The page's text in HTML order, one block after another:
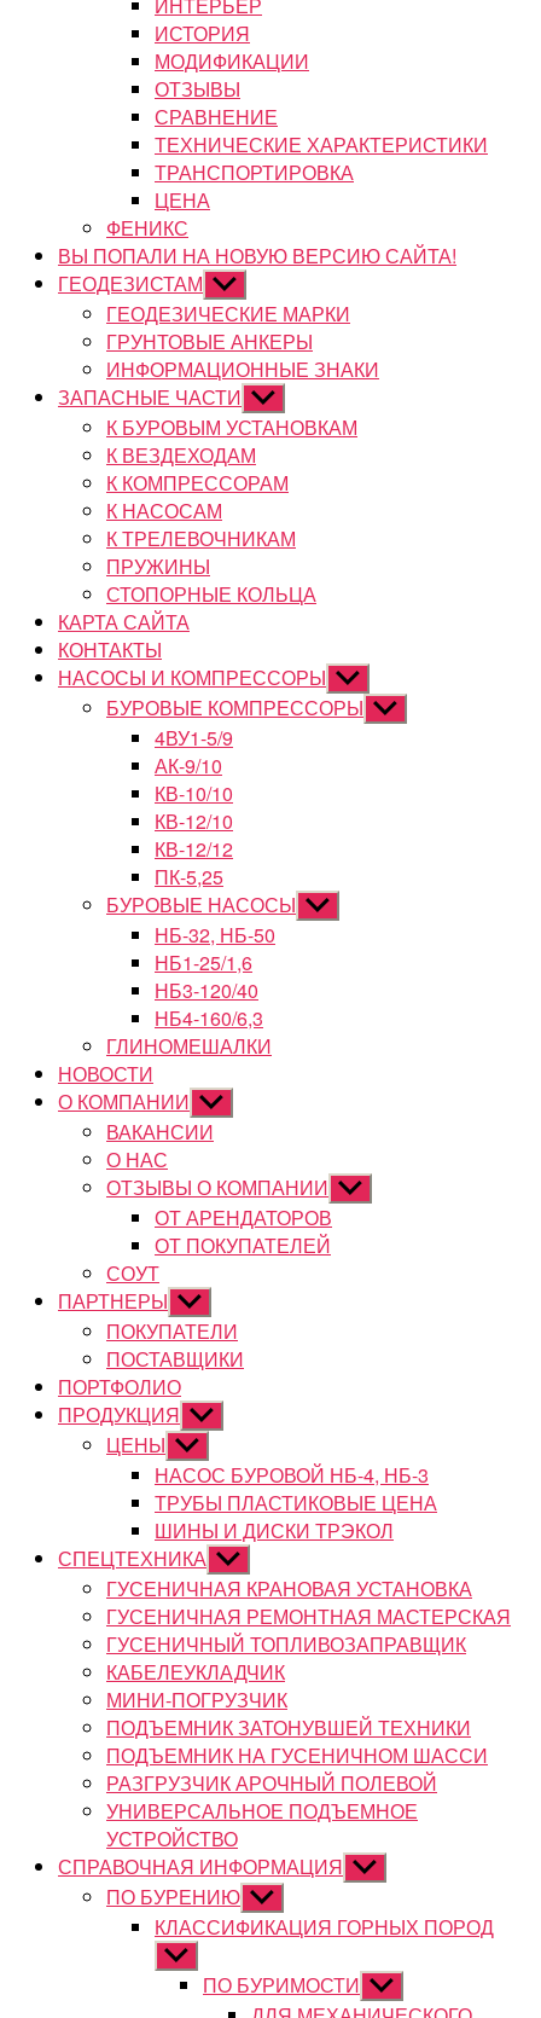
ИСТОРИЯ
МОДИФИКАЦИИ
ОТЗЫВЫ
СРАВНЕНИЕ
ТЕХНИЧЕСКИЕ ХАРАКТЕРИСТИКИ
ТРАНСПОРТИРОВКА
ЦЕНА
ФЕНИКС
ВЫ ПОПАЛИ НА НОВУЮ ВЕРСИЮ САЙТА!
ГЕОДЕЗИСТАМ Показывать
подменю
ГЕОДЕЗИЧЕСКИЕ МАРКИ
ГРУНТОВЫЕ АНКЕРЫ
ИНФОРМАЦИОННЫЕ ЗНАКИ
ЗАПАСНЫЕ ЧАСТИ Показывать
подменю
К БУРОВЫМ УСТАНОВКАМ
К ВЕЗДЕХОДАМ
К КОМПРЕССОРАМ
К НАСОСАМ
К ТРЕЛЕВОЧНИКАМ
ПРУЖИНЫ
СТОПОРНЫЕ КОЛЬЦА
КАРТА САЙТА
КОНТАКТЫ
НАСОСЫ И КОМПРЕССОРЫ Показывать
подменю
БУРОВЫЕ КОМПРЕССОРЫ Показывать
подменю
4ВУ1-5/9
АК-9/10
КВ-10/10
КВ-12/10
КВ-12/12
ПК-5,25
БУРОВЫЕ НАСОСЫ Показывать
подменю
НБ-32, НБ-50
НБ1-25/1,6
НБ3-120/40
НБ4-160/6,3
ГЛИНОМЕШАЛКИ
НОВОСТИ
О КОМПАНИИ Показывать
подменю
ВАКАНСИИ
О НАС
ОТЗЫВЫ О КОМПАНИИ Показывать
подменю
ОТ АРЕНДАТОРОВ
ОТ ПОКУПАТЕЛЕЙ
СОУТ
ПАРТНЕРЫ Показывать
подменю
ПОКУПАТЕЛИ
ПОСТАВЩИКИ
ПОРТФОЛИО
ПРОДУКЦИЯ Показывать
подменю
ЦЕНЫ Показывать
подменю
НАСОС БУРОВОЙ НБ-4, НБ-3
ТРУБЫ ПЛАСТИКОВЫЕ ЦЕНА
ШИНЫ И ДИСКИ ТРЭКОЛ
СПЕЦТЕХНИКА Показывать
подменю
ГУСЕНИЧНАЯ КРАНОВАЯ УСТАНОВКА
ГУСЕНИЧНАЯ РЕМОНТНАЯ МАСТЕРСКАЯ
ГУСЕНИЧНЫЙ ТОПЛИВОЗАПРАВЩИК
КАБЕЛЕУКЛАДЧИК
МИНИ-ПОГРУЗЧИК
ПОДЪЕМНИК ЗАТОНУВШЕЙ ТЕХНИКИ
ПОДЪЕМНИК НА ГУСЕНИЧНОМ ШАССИ
РАЗГРУЗЧИК АРОЧНЫЙ ПОЛЕВОЙ
УНИВЕРСАЛЬНОЕ ПОДЪЕМНОЕ
УСТРОЙСТВО
СПРАВОЧНАЯ ИНФОРМАЦИЯ Показывать
подменю
ПО БУРЕНИЮ Показывать
подменю
КЛАССИФИКАЦИЯ ГОРНЫХ ПОРОД
Показывать
подменюПО БУРИМОСТИ Показывать
подменю